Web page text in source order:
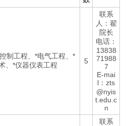
制工程、*电气工程、*
、*仪器仪表工程
5
联系
人：翟
院长
电话：
13838
71988
7
E-mai
l：zts
@nyis
t.edu.c
n
联系